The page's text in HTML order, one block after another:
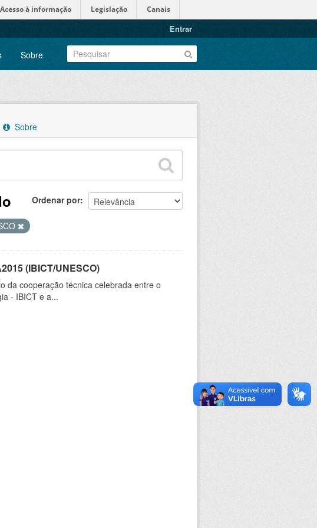
Acesso à informação Legislação Canais
Entrar
Sobre
Sobre
Ordenar por
(IBICT/UNESCO)
da cooperação técnica celebrada entre o
- IBICT e a...